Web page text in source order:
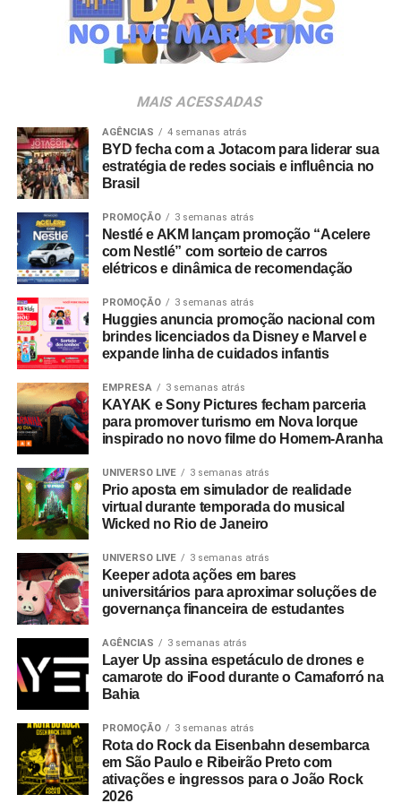
negócios. As possibilidades de ativação e experiência de
marca em eventos são infinitas”, analisa Luciana Dantas,
vice-presidente da ALAGEV.
Travel Index
apontam que 80% dos colaboradores
consideram viagens de incentivo a forma mais relevante
de reconhecimento profissional — contra 20% que optam
por bonificações financeiras ou bens materiais. A
pesquisa revela ainda que essas ativações aumentam a
retenção de lembrança de marca em até 35%, além de
96% dos entrevistados relatarem incremento na
motivação.
No âmbito comercial, organizações com programas
estruturados de viagens de incentivo registram até três
vezes mais chances de ultrapassar suas metas de
vendas em comparação com concorrentes sem
programas similares.
A Copa do Mundo do México, Estados Unidos e Canadá
figurou como um dos grandes catalisadores do setor.
Segundo números da FIFA, foram comercializados mais
de 607 mil pacotes de hospitalidade durante o torneio
mundial. Do total de compradores corporativos do
programa oficial, 40% integravam o segmento B2B,
figurando o Brasil entre os dez principais mercados
globais consumidores da modalidade.
A relevância das experiências esportivas de grande porte
exige planejamento de longo prazo, com marcas já
estruturando ações voltadas para a Copa do Mundo de
2030, que terá partidas distribuídas entre Espanha,
Portugal, Marrocos, Uruguai, Argentina e Paraguai.
Entre as sedes, o governo do Marrocos antecipou
investimentos por meio do programaAirports 2030,
MAIS ACESSADAS
AGÊNCIAS 4 semanas atrás
BYD fecha com a Jotacom para liderar sua
estratégia de redes sociais e influência no
Brasil
PROMOÇÃO 3 semanas atrás
Nestlé e AKM lançam promoção “Acelere
com Nestlé” com sorteio de carros
elétricos e dinâmica de recomendação
PROMOÇÃO 3 semanas atrás
Huggies anuncia promoção nacional com
brindes licenciados da Disney e Marvel e
expande linha de cuidados infantis
EMPRESA 3 semanas atrás
KAYAK e Sony Pictures fecham parceria
para promover turismo em Nova Iorque
inspirado no novo filme do Homem-Aranha
UNIVERSO LIVE 3 semanas atrás
Prio aposta em simulador de realidade
virtual durante temporada do musical
Wicked no Rio de Janeiro
UNIVERSO LIVE 3 semanas atrás
Keeper adota ações em bares
universitários para aproximar soluções de
governança financeira de estudantes
AGÊNCIAS 3 semanas atrás
Layer Up assina espetáculo de drones e
camarote do iFood durante o Camaforró na
Bahia
PROMOÇÃO 3 semanas atrás
Rota do Rock da Eisenbahn desembarca
em São Paulo e Ribeirão Preto com
ativações e ingressos para o João Rock
2026